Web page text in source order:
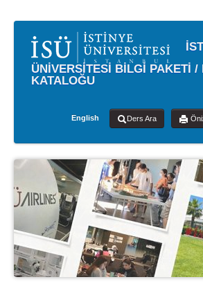
ÜNİVERSİTESİ BİLGİ PAKETİ /
KATALOĞU
English Ders Ara